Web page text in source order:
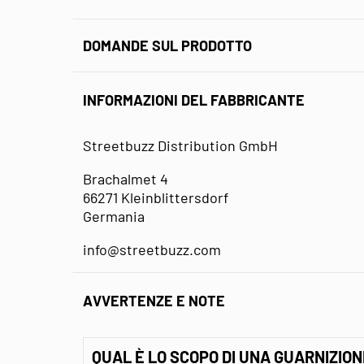
DOMANDE SUL PRODOTTO
INFORMAZIONI DEL FABBRICANTE
Streetbuzz Distribution GmbH
Brachalmet 4
66271 Kleinblittersdorf
Germania
info@streetbuzz.com
AVVERTENZE E NOTE
QUAL È LO SCOPO DI UNA